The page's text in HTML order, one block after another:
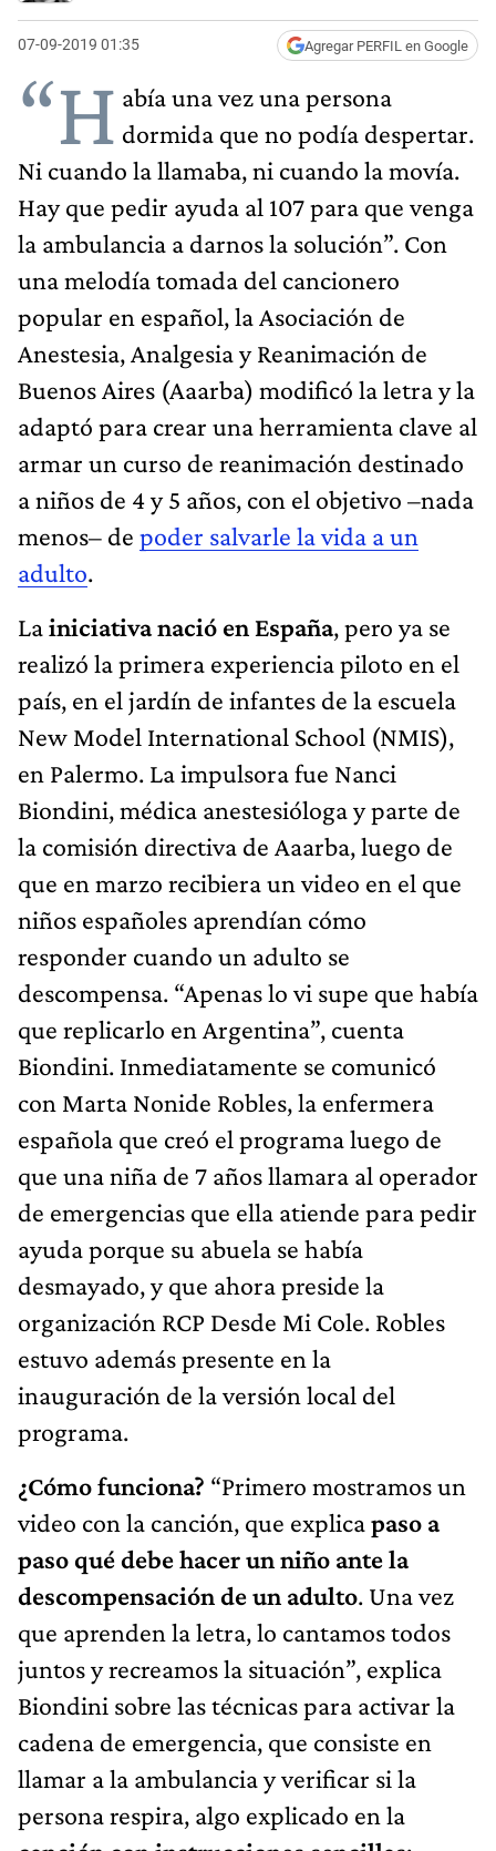
07-09-2019 01:35 Agregar PERFIL en Google
“H abía una vez una persona
dormida que no podía despertar.
Ni cuando la llamaba, ni cuando la movía.
Hay que pedir ayuda al 107 para que venga
la ambulancia a darnos la solución”. Con
una melodía tomada del cancionero
popular en español, la Asociación de
Anestesia, Analgesia y Reanimación de
Buenos Aires (Aaarba) modificó la letra y la
adaptó para crear una herramienta clave al
armar un curso de reanimación destinado
a niños de 4 y 5 años, con el objetivo –nada
menos– de poder salvarle la vida a un
adulto.
Lainiciativa nació en España, pero ya se
realizó la primera experiencia piloto en el
país, en el jardín de infantes de la escuela
New Model International School (NMIS),
en Palermo. La impulsora fue Nanci
Biondini, médica anestesióloga y parte de
la comisión directiva de Aaarba, luego de
que en marzo recibiera un video en el que
niños españoles aprendían cómo
responder cuando un adulto se
descompensa. “Apenas lo vi supe que había
que replicarlo en Argentina”, cuenta
Biondini. Inmediatamente se comunicó
con Marta Nonide Robles, la enfermera
española que creó el programa luego de
que una niña de 7 años llamara al operador
de emergencias que ella atiende para pedir
ayuda porque su abuela se había
desmayado, y que ahora preside la
organización RCP Desde Mi Cole. Robles
estuvo además presente en la
inauguración de la versión local del
programa.
¿Cómo funciona? “Primero mostramos un
video con la canción, que explicapaso a
paso qué debe hacer un niño ante la
descompensación de un adulto. Una vez
que aprenden la letra, lo cantamos todos
juntos y recreamos la situación”, explica
Biondini sobre las técnicas para activar la
cadena de emergencia, que consiste en
llamar a la ambulancia y verificar si la
persona respira, algo explicado en la